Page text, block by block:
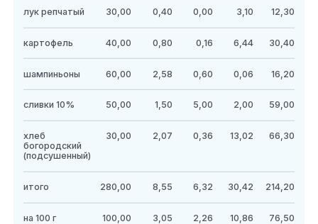
лук репчатый 30,00 0,40 0,00 3,10 12,30
картофель 40,00 0,80 0,16 6,44 30,40
шампиньоны 60,00 2,58 0,60 0,06 16,20
сливки 10% 50,00 1,50 5,00 2,00 59,00
хлеб
богородский
(подсушенный)
30,00 2,07 0,36 13,02 66,30
итого 280,00 8,55 6,32 30,42 214,20
на 100 г 100,00 3,05 2,26 10,86 76,50